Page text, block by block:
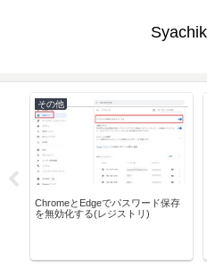
その他
ChromeとEdgeでパスワード保存
を無効化する(レジストリ)